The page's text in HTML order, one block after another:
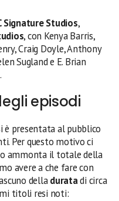
Signature Studios,
, con Kenya Barris,
Craig Doyle, Anthony
Sugland e E. Brian
episodi
è presentata al pubblico
Per questo motivo ci
ammonta il totale della
avere a che fare con
delladuratadi circa
titoli resi noti: